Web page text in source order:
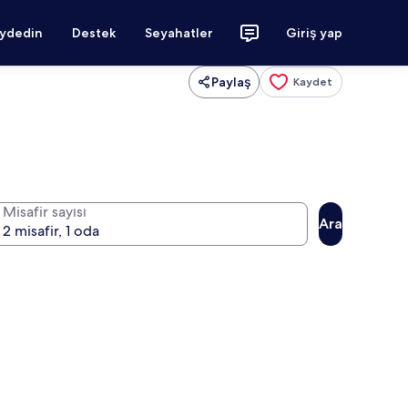
Destek Seyahatler Giriş yap
Paylaş Kaydet
Misafir sayısı
Ara